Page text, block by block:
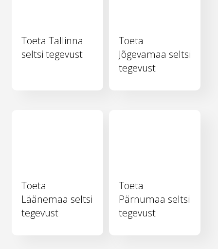
Toeta Tallinna
seltsi tegevust
Toeta
Jõgevamaa seltsi
tegevust
Toeta
Läänemaa seltsi
tegevust
Toeta
Pärnumaa seltsi
tegevust